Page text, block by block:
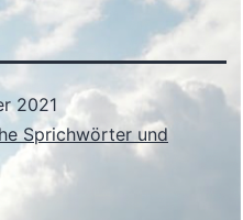
2021
Sprichwörter und